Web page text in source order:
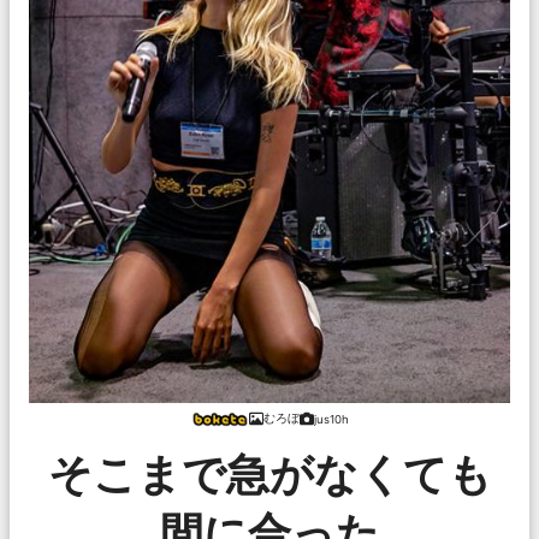
むろぼ jus10h
そこまで急がなくても